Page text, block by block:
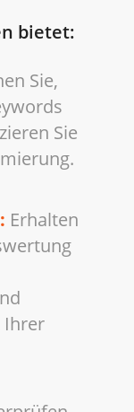
bietet:
Sie,
Sie
Erhalten
Ihrer